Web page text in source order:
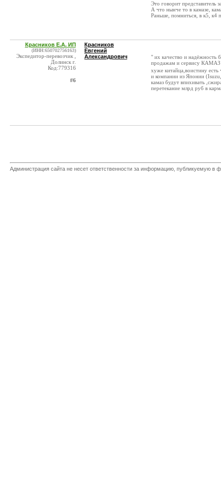
Это говорит представитель
А что нынче то в камазе,
Раньше, помниться, в к5, к4
Красников Е.А. ИП
(ИНН:650702756163)
Экспедитор-перевозчик ,
Долинск г.
Код:779316
#6
Красников
Евгений
Александрович
" их качество и надёжность
продажам и сервису
хуже китайца,воистину
и компании из Японии
камаз будут впихивать
перетекание млрд руб в
Администрация сайта не несет ответственности за информацию, публикуемую